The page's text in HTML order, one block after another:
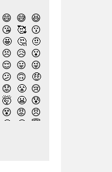
😄 😅 😆
😘 🥰 😗
🤩 🤔 🤨
😣 😥 😮
😌 😛 😜
😕 🙃 🤑
😟 😤 😢
🤯 😬 😰
😵 😡 😠
🤮 🤧 😇